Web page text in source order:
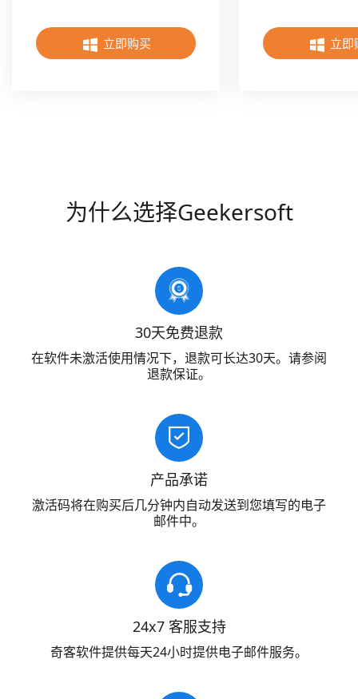
立即购买 立即
为什么选择Geekersoft
30天免费退款
在软件未激活使用情况下，退款可长达30天。请参阅
退款保证。
产品承诺
激活码将在购买后几分钟内自动发送到您填写的电子
邮件中。
24x7 客服支持
奇客软件提供每天24小时提供电子邮件服务。